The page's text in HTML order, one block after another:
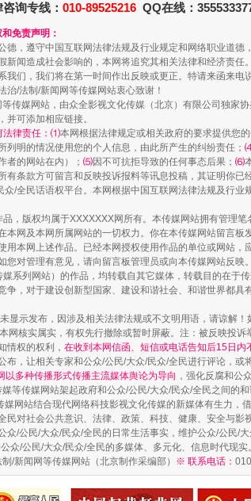
规模最大的光氢储一体化
作 镜头丨大暑三秋近
如何以同查同治破解风腐交
询专线： 010-89525216 QQ在线：
免责声明：
德，遵守中国互联网法律法规及行业规定和网络职业道
新闻造成社会影响的，本网将追究其相关法律和经济责
我们，我们将在第一时间作出反映或更正。特请来函来
治/法制/新闻网等传媒网站衷心致谢！
传媒网站，由众全影视文化传媒（北京）有限公司独家
并可添加相应链接。
法律责任：⑴本网根据法律规定或相关政府的要求提供您的
明的情况使用您的个人信息，由此所产生的纠纷责任；
者的网站在内）； ⑸因不可抗拒导致的任何事态后果； ⑹
有条款方可留言和反映投诉报料等讯息投稿，其证明你
/全民话语权平台。本网根据中国互联网法律法规及行业
品，版权均属于XXXXXXX网所有。本传媒网站拥有管理
本网及本网所属网站的一切权力。你在本传媒网站留言
本网上述作品。已经本网授权使用作品的单位或网站，
对管理有意见，请向留言板管理员或向本传媒网站反映。
媒系列网站）的作品，均转载自其它媒体，转载目的在
争，对于建设创新型国家、建设和谐社会、和谐世界都
显示发布，因涉及相关法律法规或不文明用语，请谅解
网核实属实，有权先行撤除或暂时屏蔽。注：被反映投
情权的权利， 在收到本网信函、短信或电话告知后15日内
布，让相关专家和公众/公民/大众/民众/全民进行评论，
以多种传播形式传播主流媒体舆论为导向 ，强化反腐和公
等传媒网站架起政府和公众/公民/大众/民众/全民之间的
网站结合现代网络科技影视文化传媒的新媒体有生力，
民对社会公共意识、法律、政策、科技、健康、安全与
众/公民/大众/民众/全民的日常生活事实，维护公众/公民/
众/公民/大众/民众/全民的多媒体、多元化、信息时代现实。
/新闻网等传媒网站（北京制作采编部） ※ 联系电话：